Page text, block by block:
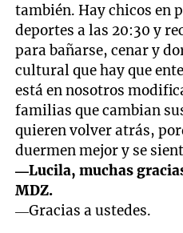
también. Hay chicos en
deportes a las 20:30 y
para bañarse, cenar y
cultural que hay que
está en nosotros
familias que cambian
quieren volver atrás,
duermen mejor y se
—Lucila, muchas
MDZ.
—Gracias a ustedes.